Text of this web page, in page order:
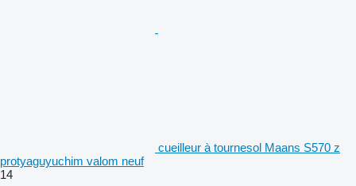
cueilleur à tournesol Maans S570 z
protyaguyuchim valom neuf
14